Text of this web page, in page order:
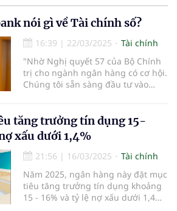
nói gì về Tài chính số?
16:39 | 22/03/2025
Tài chính
"Nhờ Nghị quyết 57 của Bộ Chính
trị cho ngành ngân hàng có cơ hội.
Chúng tôi sẵn sàng đầu tư vào
thành viên HĐQT Ngân hàng TMCP
Eximbank nhấn mạnh.
tăng trưởng tín dụng 15-
xấu dưới 1,4%
21:56 | 16/03/2025
Tài chính
Năm 2025, ngân hàng này đặt mục
tiêu tăng trưởng tín dụng khoảng
15 - 16% và tỷ lệ nợ xấu dưới 1,4%.